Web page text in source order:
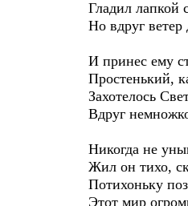
Гладил лапкой
Но вдруг ветер
И принес ему
Простенький, как
Захотелось
Вдруг немножко
Никогда не
Жил он тихо,
Потихоньку
Этот мир